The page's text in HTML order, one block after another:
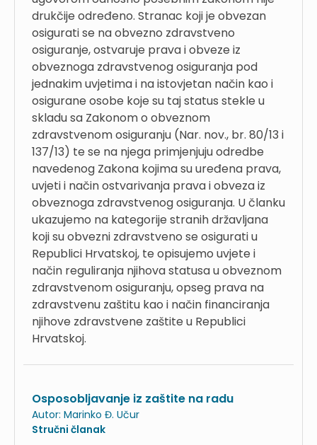
drukčije određeno. Stranac koji je obvezan
osigurati se na obvezno zdravstveno
osiguranje, ostvaruje prava i obveze iz
obveznoga zdravstvenog osiguranja pod
jednakim uvjetima i na istovjetan način kao i
osigurane osobe koje su taj status stekle u
skladu sa Zakonom o obveznom
zdravstvenom osiguranju (Nar. nov., br. 80/13 i
137/13) te se na njega primjenjuju odredbe
navedenog Zakona kojima su uređena prava,
uvjeti i način ostvarivanja prava i obveza iz
obveznoga zdravstvenog osiguranja. U članku
ukazujemo na kategorije stranih državljana
koji su obvezni zdravstveno se osigurati u
Republici Hrvatskoj, te opisujemo uvjete i
način reguliranja njihova statusa u obveznom
zdravstvenom osiguranju, opseg prava na
zdravstvenu zaštitu kao i način financiranja
njihove zdravstvene zaštite u Republici
Hrvatskoj.
Osposobljavanje iz zaštite na radu
Autor: Marinko Đ. Učur
Stručni članak